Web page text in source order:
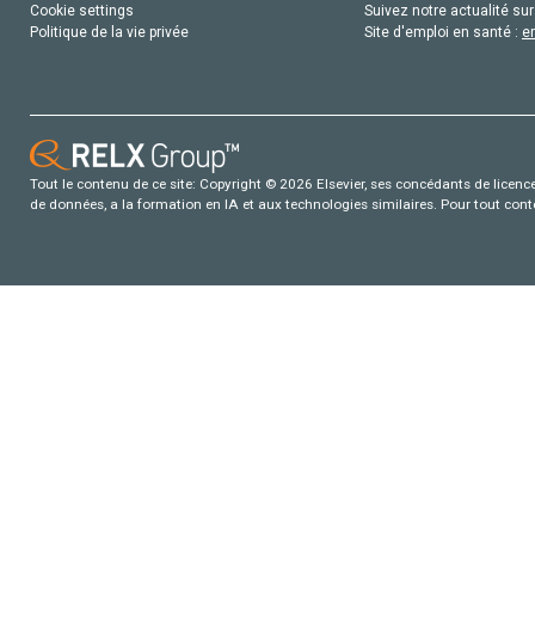
Cookie settings
Politique de la vie privée
Suivez notre actualité
Site d'emploi en santé :
Tout le contenu de ce site: Copyright © 2026 Elsevier, ses concédants de
de données, a la formation en IA et aux technologies similaires. Pour tout